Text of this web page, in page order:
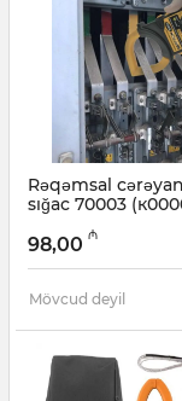
Rəqəmsal
sığac 70003
003001391
98,00 ₼
Mövcud deyil